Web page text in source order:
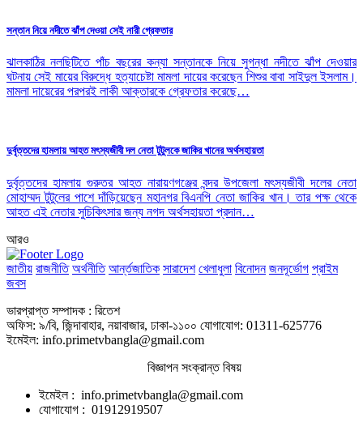
সন্তান নিয়ে নদীতে ঝাঁপ দেওয়া সেই নারী গ্রেফতার
ঝালকাঠির নলছিটিতে পাঁচ বছরের কন্যা সন্তানকে নিয়ে সুগন্ধা নদীতে ঝাঁপ দেওয়ার
ঘটনায় সেই মায়ের বিরুদ্ধে হত্যাচেষ্টা মামলা দায়ের করেছেন শিশুর বাবা সাইদুল ইসলাম।
মামলা দায়েরের পরপরই লাকী আক্তারকে গ্রেফতার করেছে…
দুর্বৃত্তদের হামলায় আহত মৎস্যজীবী দল নেতা টুটুলকে জাকির খানের অর্থসহায়তা
দুর্বৃত্তদের হামলায় গুরুতর আহত নারায়ণগঞ্জের বন্দর উপজেলা মৎস্যজীবী দলের নেতা
মোহাম্মদ টুটুলের পাশে দাঁড়িয়েছেন মহানগর বিএনপি নেতা জাকির খান। তার পক্ষ থেকে
আহত এই নেতার সুচিকিৎসার জন্য নগদ অর্থসহায়তা প্রদান…
আরও
জাতীয় রাজনীতি অর্থনীতি আর্ন্তজাতিক সারাদেশ খেলাধুলা বিনোদন জনদূর্ভোগ প্রাইম
জবস
ভারপ্রাপ্ত সম্পাদক : রিতেশ
অফিস: ৯/বি, জিন্দাবাহার, নয়াবাজার, ঢাকা-১১০০ যোগাযোগ: 01311-625776
ইমেইল: info.primetvbangla@gmail.com
বিজ্ঞাপন সংক্রান্ত বিষয়
ইমেইল : info.primetvbangla@gmail.com
যোগাযোগ : 01912919507